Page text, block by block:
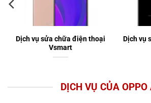
Dịch vụ sửa chữa điện thoại
Vsmart
Dịch vụ
DỊCH VỤ CỦA OPPO